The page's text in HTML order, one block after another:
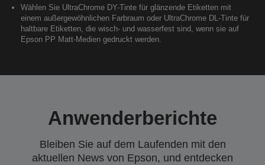
Wählen Sie UltraChrome DY-Tinte für glänzende Etiketten mit
einem außergewöhnlichen Farbraum oder UltraChrome DL-Tinte für
haltbare Etiketten, die wisch- und wasserfest sind, wenn sie auf
Epson PP Matt-Medien gedruckt werden.
Anwenderberichte
Bleiben Sie auf dem Laufenden mit den
aktuellen News von Epson, und entdecken